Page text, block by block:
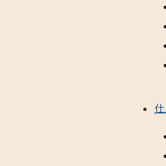
仕